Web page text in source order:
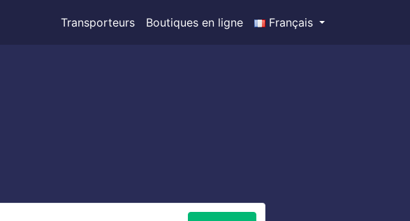
Transporteurs Boutiques en ligne Français